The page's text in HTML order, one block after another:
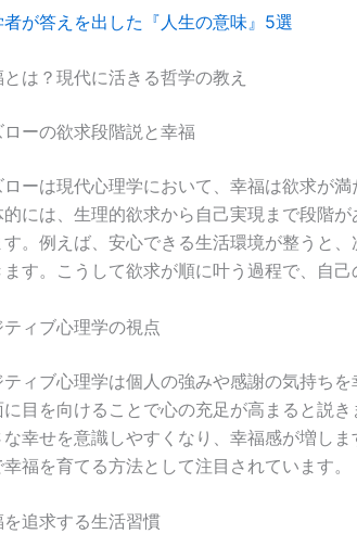
者が答えを出した『人生の意味』5選
は？現代に活きる哲学の教え
ローの欲求段階説と幸福
ローは現代心理学において、幸福は欲求が満
的には、生理的欲求から自己実現まで段階
す。例えば、安心できる生活環境が整うと
ます。こうして欲求が順に叶う過程で、自己
ティブ心理学の視点
ティブ心理学は個人の強みや感謝の気持ち
に目を向けることで心の充足が高まると説
な幸せを意識しやすくなり、幸福感が増し
幸福を育てる方法として注目されています。
を追求する生活習慣